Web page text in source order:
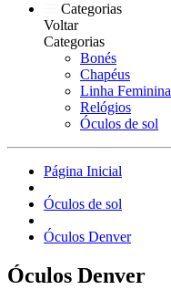
Categorias
Voltar
Categorias
Bonés
Chapéus
Linha Feminina
Relógios
Óculos de sol
Página Inicial
Óculos de sol
Óculos Denver
Óculos Denver